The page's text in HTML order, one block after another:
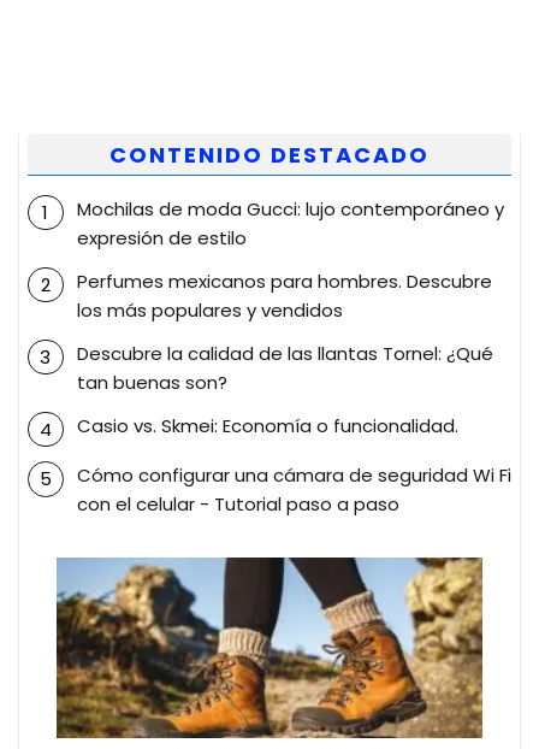
CONTENIDO DESTACADO
Mochilas de moda Gucci: lujo contemporáneo y
expresión de estilo
Perfumes mexicanos para hombres. Descubre
los más populares y vendidos
Descubre la calidad de las llantas Tornel: ¿Qué
tan buenas son?
Casio vs. Skmei: Economía o funcionalidad.
Cómo configurar una cámara de seguridad Wi Fi
con el celular - Tutorial paso a paso